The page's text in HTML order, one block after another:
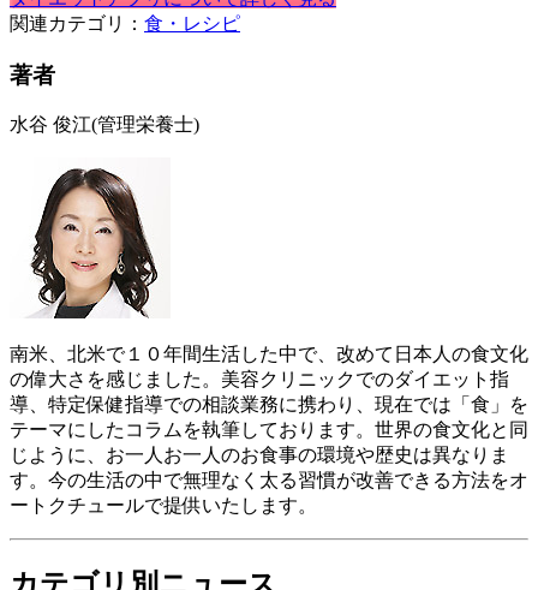
関連カテゴリ： 食・レシピ
著者
水谷 俊江(管理栄養士)
南米、北米で１０年間生活した中で、改めて日本人の食文化
の偉大さを感じました。美容クリニックでのダイエット指
導、特定保健指導での相談業務に携わり、現在では「食」を
テーマにしたコラムを執筆しております。世界の食文化と同
じように、お一人お一人のお食事の環境や歴史は異なりま
す。今の生活の中で無理なく太る習慣が改善できる方法をオ
ートクチュールで提供いたします。